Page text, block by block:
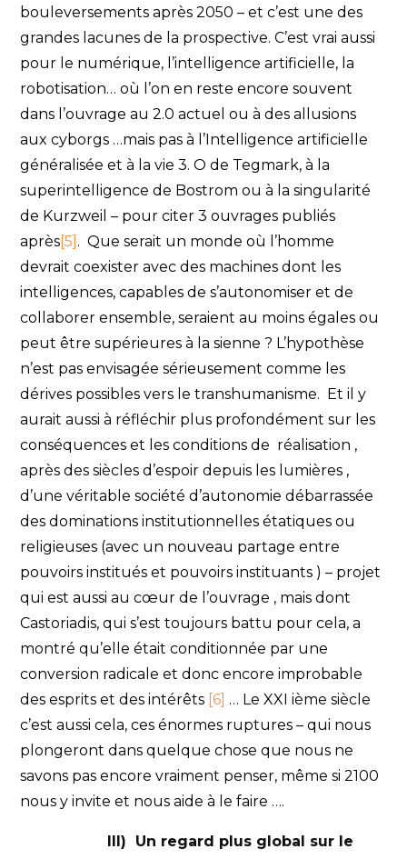
bouleversements après 2050 – et c’est une des
grandes lacunes de la prospective. C’est vrai aussi
pour le numérique, l’intelligence artificielle, la
robotisation… où l’on en reste encore souvent
dans l’ouvrage au 2.0 actuel ou à des allusions
aux cyborgs …mais pas à l’Intelligence artificielle
généralisée et à la vie 3. O de Tegmark, à la
superintelligence de Bostrom ou à la singularité
de Kurzweil – pour citer 3 ouvrages publiés
après[5] . Que serait un monde où l’homme
devrait coexister avec des machines dont les
intelligences, capables de s’autonomiser et de
collaborer ensemble, seraient au moins égales ou
peut être supérieures à la sienne ? L’hypothèse
n’est pas envisagée sérieusement comme les
dérives possibles vers le transhumanisme. Et il y
aurait aussi à réfléchir plus profondément sur les
conséquences et les conditions de réalisation ,
après des siècles d’espoir depuis les lumières ,
d’une véritable société d’autonomie débarrassée
des dominations institutionnelles étatiques ou
religieuses (avec un nouveau partage entre
pouvoirs institués et pouvoirs instituants ) – projet
qui est aussi au cœur de l’ouvrage , mais dont
Castoriadis, qui s’est toujours battu pour cela, a
montré qu’elle était conditionnée par une
conversion radicale et donc encore improbable
des esprits et des intérêts [6] … Le XXI ième siècle
c’est aussi cela, ces énormes ruptures – qui nous
plongeront dans quelque chose que nous ne
savons pas encore vraiment penser, même si 2100
nous y invite et nous aide à le faire ….
III) Un regard plus global sur le